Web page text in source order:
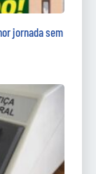
jornada sem